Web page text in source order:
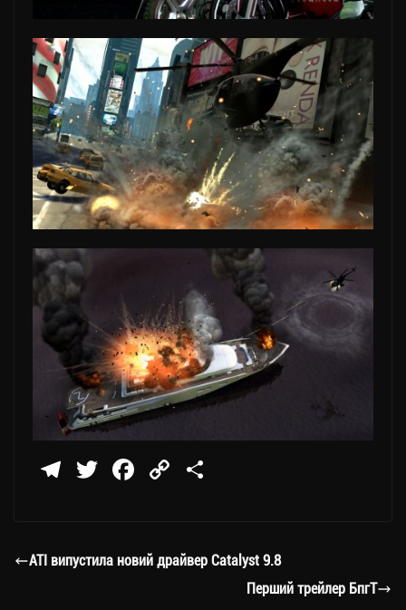
Te
a
T
er
Fa
ok
C
Li ли
ATI випустила новий драйвер Catalyst 9.8
Перший трейлер БпгТ